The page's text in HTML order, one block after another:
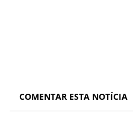
COMENTAR ESTA NOTÍCIA